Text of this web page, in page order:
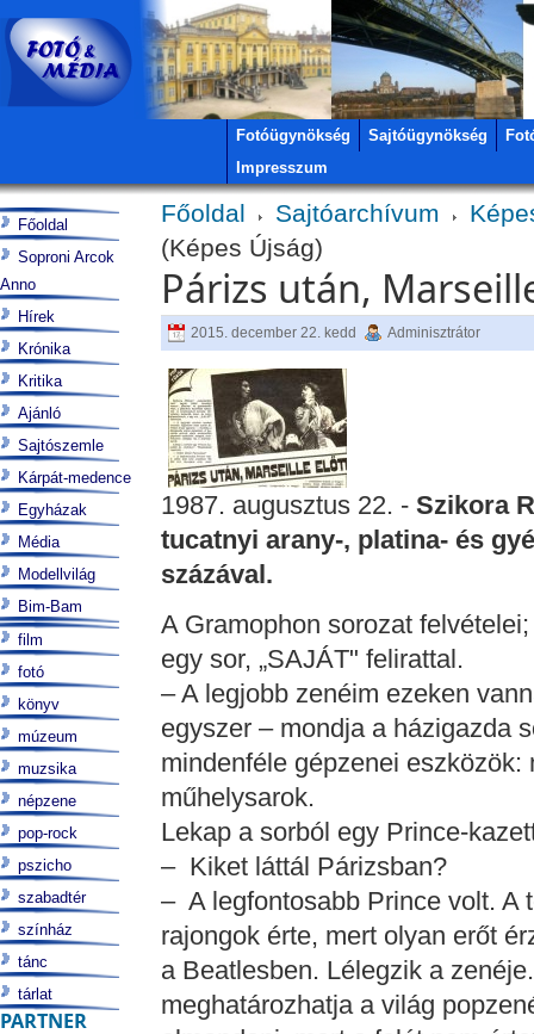
Fotóügynökség Sajtóügynökség
Impresszum
Főoldal Sajtóarchívum
(Képes Újság)
Párizs után,
2015. december 22. kedd Adminisztrátor
1987. augusztus 22. - Szikora
tucatnyi arany-, platina- és
százával.
A Gramophon sorozat
egy sor, „SAJÁT" felirattal.
– A legjobb zenéim ezeken
egyszer – mondja a házigazda
mindenféle gépzenei
műhelysarok.
Lekap a sorból egy Prince-
– Kiket láttál Párizsban?
– A legfontosabb Prince volt.
rajongok érte, mert olyan erőt
a Beatlesben. Lélegzik a
meghatározhatja a világ
Főoldal
Soproni Arcok
Anno
Hírek
Krónika
Kritika
Ajánló
Sajtószemle
Kárpát-medence
Egyházak
Média
Modellvilág
Bim-Bam
film
fotó
könyv
múzeum
muzsika
népzene
pop-rock
pszicho
szabadtér
színház
tánc
tárlat
PARTNER